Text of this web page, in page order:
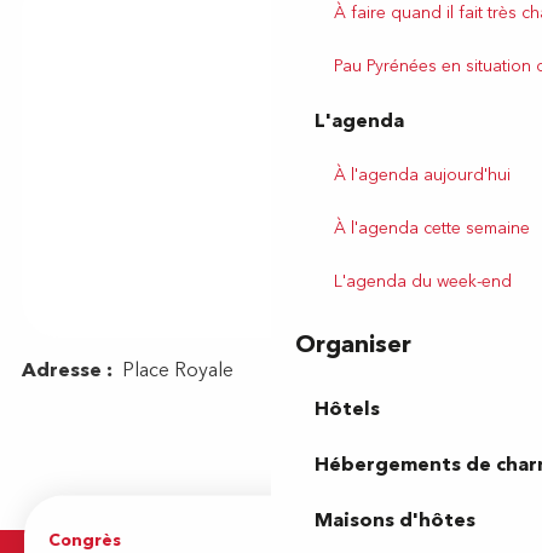
À faire quand il fait très
Pau Pyrénées en situation
L'agenda
À l'agenda aujourd'hui
À l'agenda cette semaine
L'agenda du week-end
Organiser
Hôtels
Hébergements de
Maisons d'hôtes
Congrès